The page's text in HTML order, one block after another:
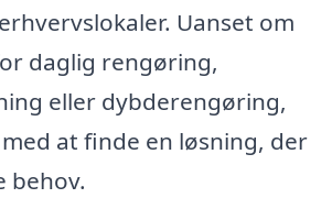
Uanset om
daglig rengøring,
eller dybderengøring,
at finde en løsning, der
behov.